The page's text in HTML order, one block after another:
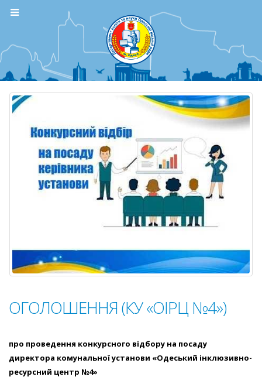
ОГОЛОШЕННЯ (КУ «ОІРЦ №4»)
про проведення конкурсного відбору на посаду
директора комунальної установи «Одеський інклюзивно-
ресурсний центр №4»